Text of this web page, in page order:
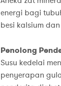
energi bagi
besi kalsium
Penolong
Susu kedelai
penyerapan